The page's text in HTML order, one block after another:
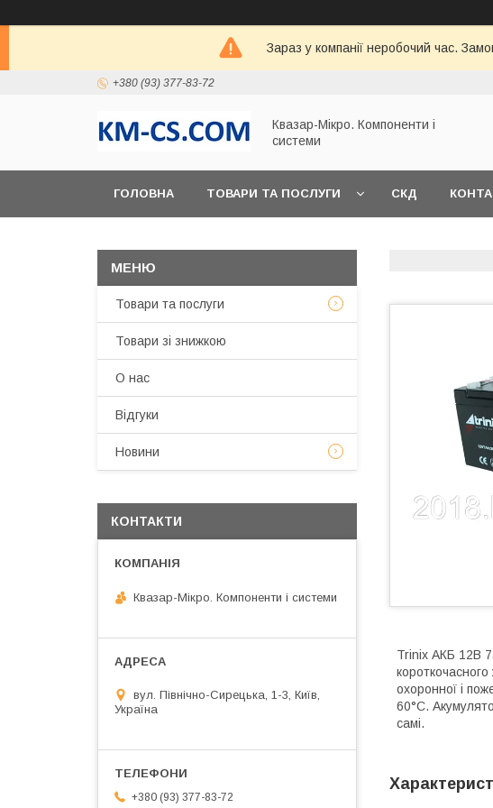
Зараз у компанії неробочий час.
+380 (93) 377-83-72
Квазар-Мікро. Компоненти і
системи
ГОЛОВНА ТОВАРИ ТА ПОСЛУГИ СКД
Trinix АКБ 12В
охоронної і
60°С.
самі.
Товари та послуги
Товари зі знижкою
О нас
Відгуки
Новини
КОНТАКТИ
Квазар-Мікро. Компоненти і системи
вул. Північно-Сирецька, 1-3, Київ,
Україна
+380 (93) 377-83-72